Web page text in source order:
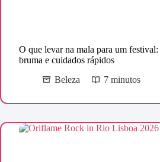
O que levar na mala para um
bruma e cuidados rápidos
Beleza
7 minutos